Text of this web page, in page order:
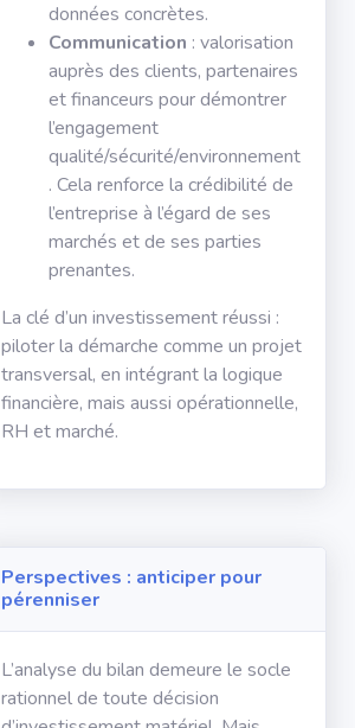
données concrètes.
Communication : valorisation
auprès des clients, partenaires
et financeurs pour démontrer
l’engagement
qualité/sécurité/environnement
. Cela renforce la crédibilité de
l’entreprise à l’égard de ses
marchés et de ses parties
prenantes.
La clé d’un investissement réussi :
piloter la démarche comme un projet
transversal, en intégrant la logique
financière, mais aussi opérationnelle,
RH et marché.
Perspectives : anticiper pour
pérenniser
L’analyse du bilan demeure le socle
rationnel de toute décision